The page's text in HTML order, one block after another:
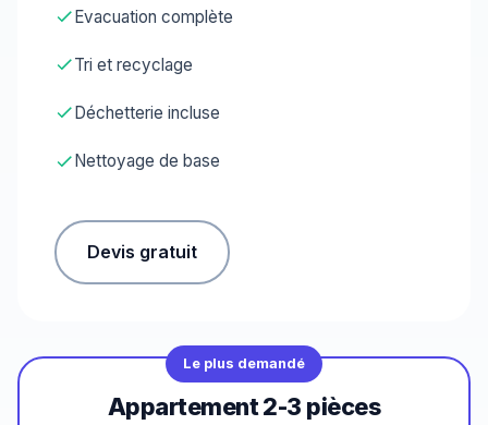
Evacuation complète
Tri et recyclage
Déchetterie incluse
Nettoyage de base
Devis gratuit
Le plus demandé
Appartement 2-3 pièces